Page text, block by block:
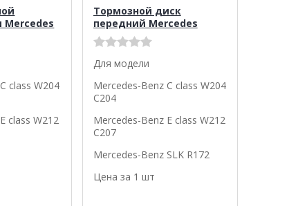
Mercedes
class W204
class W212
Тормозной диск
передний Mercedes
Для модели
Mercedes-Benz C class W204
C204
Mercedes-Benz E class W212
C207
Mercedes-Benz SLK R172
Цена за 1 шт